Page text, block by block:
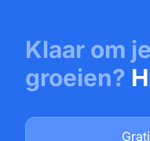
Klaar om
groeien?